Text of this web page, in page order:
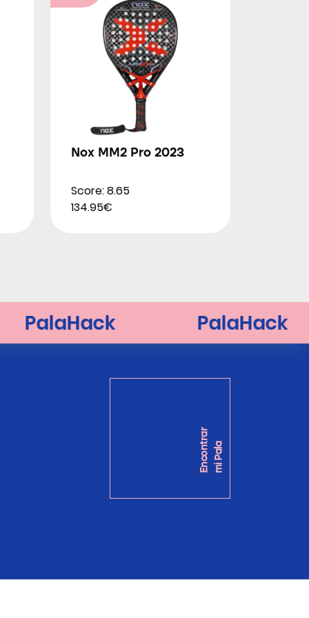
Nox MM2 Pro 2023
Score: 8.65
134.95€